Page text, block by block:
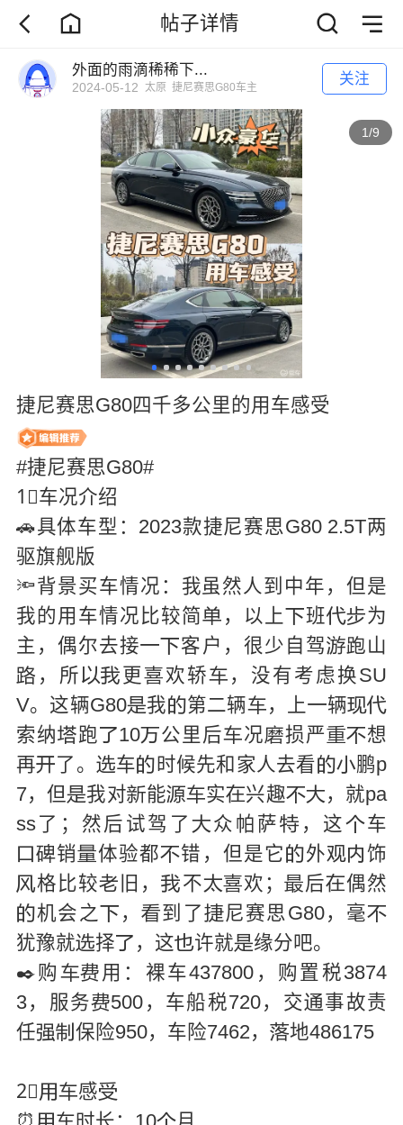
帖子详情
外面的雨滴稀稀下...
2024-05-12 太原 捷尼赛思G80车主 关注
1/9
捷尼赛思G80四千多公里的用车感受
#捷尼赛思G80#
1⃣车况介绍
🚗具体车型：2023款捷尼赛思G80 2.5T两
驱旗舰版
🔦背景买车情况：我虽然人到中年，但是
我的用车情况比较简 ，以上 班为
主，偶尔去接 客户，很少自驾山
 ，所 更 欢轿 ，没有考虑换SU
V。这辆G80我 第二辆，上辆
索纳跑 10 公里后况损严想
再了。 车 时候先和家人去看 鹏p
7，但我对能实兴趣，就pa
ss了；然后试驾了 众帕萨 ，这车
 销体验都错，但是它 外 饰
格比较 旧，不欢； 后偶然
机会之  ，到了尼赛思G80，毫
犹豫就择  ，这许就缘分吧。
✒️购  用：裸车437800，购置税3874
3，服务500，车船税720，交事故责
任 保险950，车险7462， 地486175
2⃣感